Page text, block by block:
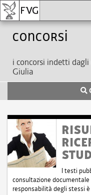
Concorsi
i concorsi indetti
Giulia
I testi
consultazione
responsabilità degli stessi